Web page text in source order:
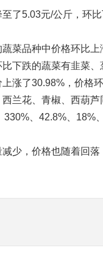
5.03元/公斤，环比
品种中价格环比上
下跌的蔬菜有韭菜
涨了30.98%，价格
兰花、青椒、西葫
、42.8%、18%
，价格也随着回落